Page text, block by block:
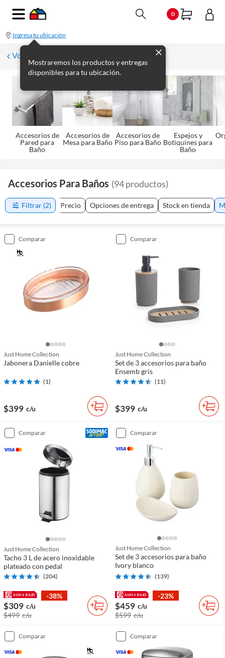
0
Ingresa tu ubicación
Mostraremos los productos y entregas
disponibles para tu ubicación.
Volver a Baño
Accesorios de
Pared para
Baño
Accesorios de
Mesa para Baño
Accesorios de
Piso para Baño
Espejos y
Botiquines para
Baño
Accesorios Para Baños (94productos)
Filtrar (2) Precio Opciones de entrega Stock en tienda
comparar
Just Home Collection
Jabonera Danielle cobre
(1)
$399 c/u
comparar
Just Home Collection
Set de 3 accesorios para baño
Ensemb gris
(11)
$399 c/u
comparar
Just Home Collection
Tacho 3 L de acero inoxidable
plateado con pedal
(204)
-38%
$309 c/u
$499 c/u
comparar
Just Home Collection
Set de 3 accesorios para baño
Ivory blanco
(139)
-23%
$459 c/u
$599 c/u
comparar comparar